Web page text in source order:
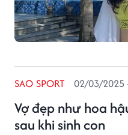
Vợ đẹp như hoa
sau khi sinh con
SAO SPORT 02/03/2025